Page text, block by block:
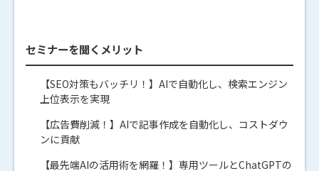
セミナーを聞くメリット
【SEO対策もバッチリ！】AIで自動化し、検索エンジン
上位表示を実現
【広告費削減！】AIで記事作成を自動化し、コストダウ
ンに貢献
【最先端AIの活用術を網羅！】専用ツールとChatGPTの